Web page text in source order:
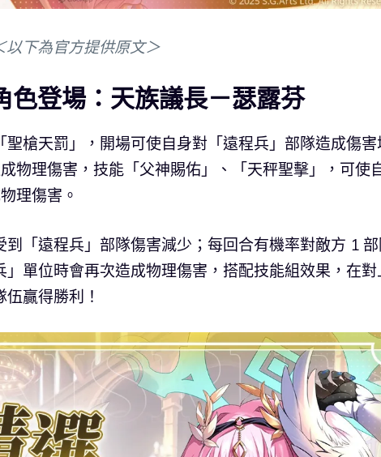
以下為官方提供原文＞
色登場：天族議長－瑟露芬
槍天罰」，開場可使自身對「遠程兵」部隊造成傷害
物理傷害，技能「父神賜佑」、「天秤聖擊」，可使
理傷害。
「遠程兵」部隊傷害減少；每回合有機率對敵方 1
單位時會再次造成物理傷害，搭配技能組效果，在對
贏得勝利！